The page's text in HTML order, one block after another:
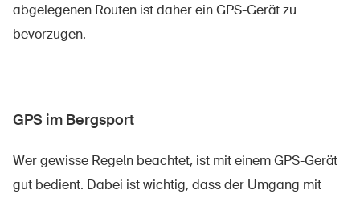
abgelegenen Routen ist daher ein GPS-Gerätzu
bevorzugen.
GPS im Bergsport
Wer gewisse Regeln beachtet, ist mit einem GPS-Gerät
gut bedient. Dabei ist wichtig, dass der Umgang mit